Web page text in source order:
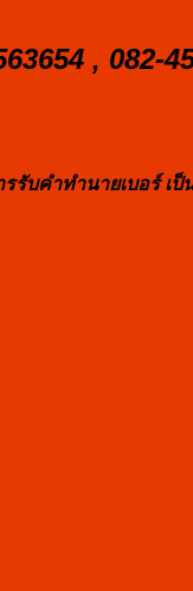
, 082-
รรับคำทำนายเบอร์